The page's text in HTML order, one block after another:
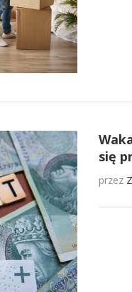
się
przez